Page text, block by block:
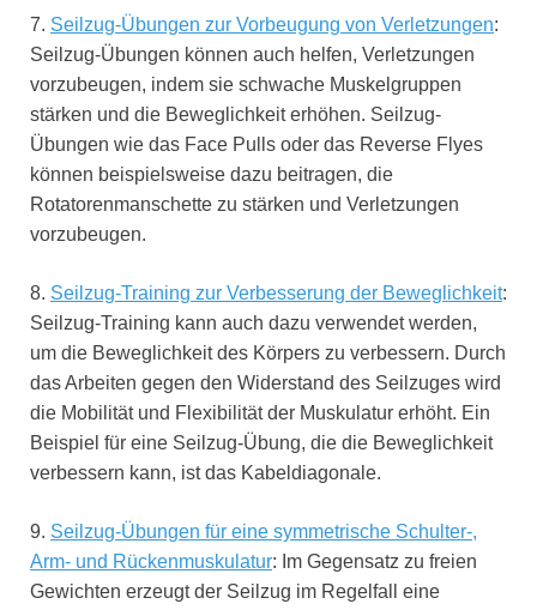
7. Seilzug-Übungen zur Vorbeugung von Verletzungen:
Seilzug-Übungen können auch helfen, Verletzungen
vorzubeugen, indem sie schwache Muskelgruppen
stärken und die Beweglichkeit erhöhen. Seilzug-
Übungen wie das Face Pulls oder das Reverse Flyes
können beispielsweise dazu beitragen, die
Rotatorenmanschette zu stärken und Verletzungen
vorzubeugen.
8. Seilzug-Training zur Verbesserung der Beweglichkeit:
Seilzug-Training kann auch dazu verwendet werden,
um die Beweglichkeit des Körpers zu verbessern. Durch
das Arbeiten gegen den Widerstand des Seilzuges wird
die Mobilität und Flexibilität der Muskulatur erhöht. Ein
Beispiel für eine Seilzug-Übung, die die Beweglichkeit
verbessern kann, ist das Kabeldiagonale.
9. Seilzug-Übungen für eine symmetrische Schulter-,
Arm- und Rückenmuskulatur: Im Gegensatz zu freien
Gewichten erzeugt der Seilzug im Regelfall eine